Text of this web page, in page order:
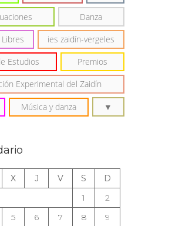
Danza
ies zaidín-vergeles
Estudios Premios
Experimental del Zaidín
Música y danza
X J V S
D
1
2
5 6 7 8
9